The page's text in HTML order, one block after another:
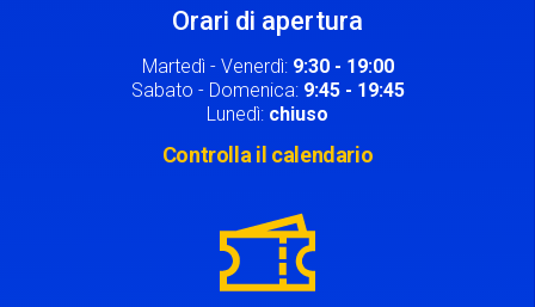
Orari di apertura
Martedì - Venerdì: 9:30 - 19:00
Sabato - Domenica: 9:45 - 19:45
Lunedì: chiuso
Controlla il calendario